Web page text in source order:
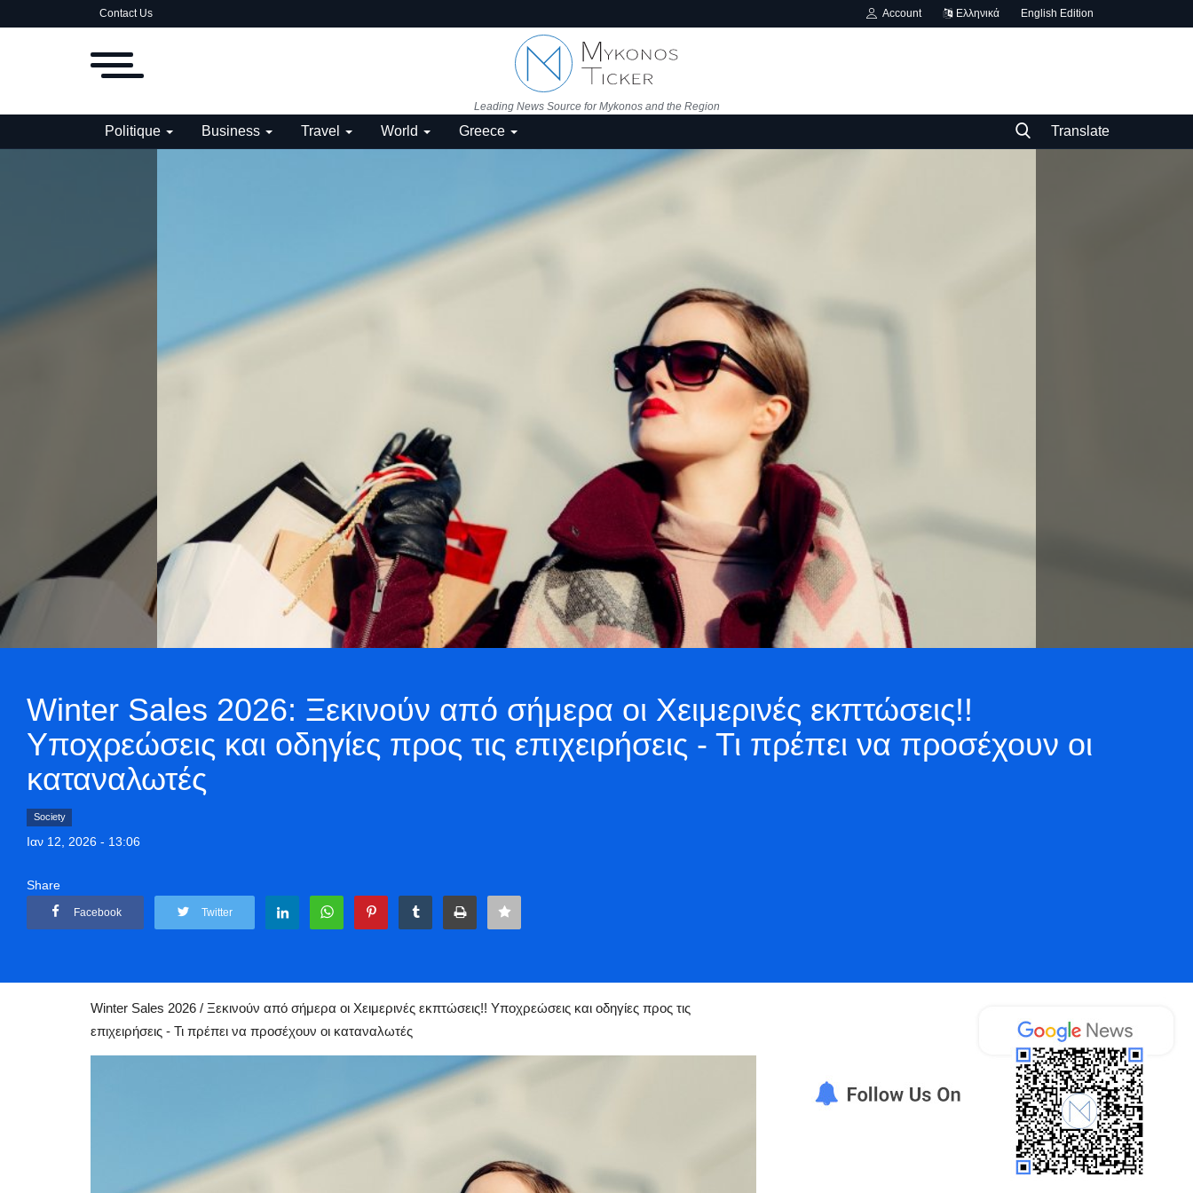
Contact Us Account Ελληνικά English Edition
Leading News Source for Mykonos and the Region
Politique Business Travel World Greece Translate
Winter Sales 2026: Ξεκινούν από σήμερα οι Χειμερινές εκπτώσεις!!
Υποχρεώσεις και οδηγίες προς τις επιχειρήσεις - Τι πρέπει να προσέχουν οι
καταναλωτές
Society
Ιαν 12, 2026 - 13:06
Share
Facebook Twitter
Winter Sales 2026 / Ξεκινούν από σήμερα οι Χειμερινές εκπτώσεις!! Υποχρεώσεις και οδηγίες προς τις
επιχειρήσεις - Τι πρέπει να προσέχουν οι καταναλωτές